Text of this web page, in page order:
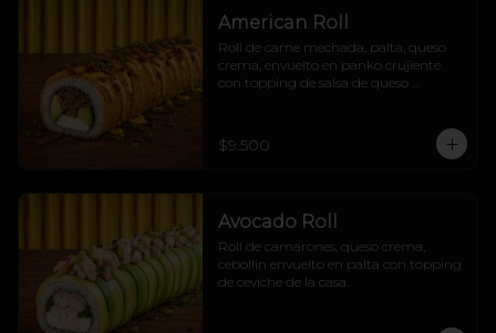
American Roll
Roll de carne mechada, palta, queso
crema, envuelto en panko crujiente
con topping de salsa de queso
$9.500
Avocado Roll
Roll de camarones, queso crema,
cebollin envuelto en palta con topping
de ceviche de la casa.